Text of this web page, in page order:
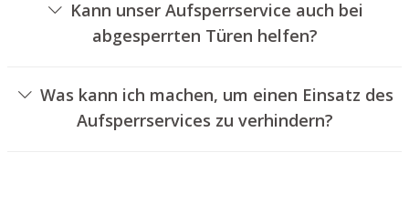
Kann unser Aufsperrservice auch bei
abgesperrten Türen helfen?
aufsperren. Dies kann jedoch in der Regel nicht
geschehen, ohne das Türschloss aufzubohren. Wir
bauen Ihnen jedoch einen neuen Schließzylinder ein,
Was kann ich machen, um einen Einsatz des
Aufsperrservices zu verhindern?